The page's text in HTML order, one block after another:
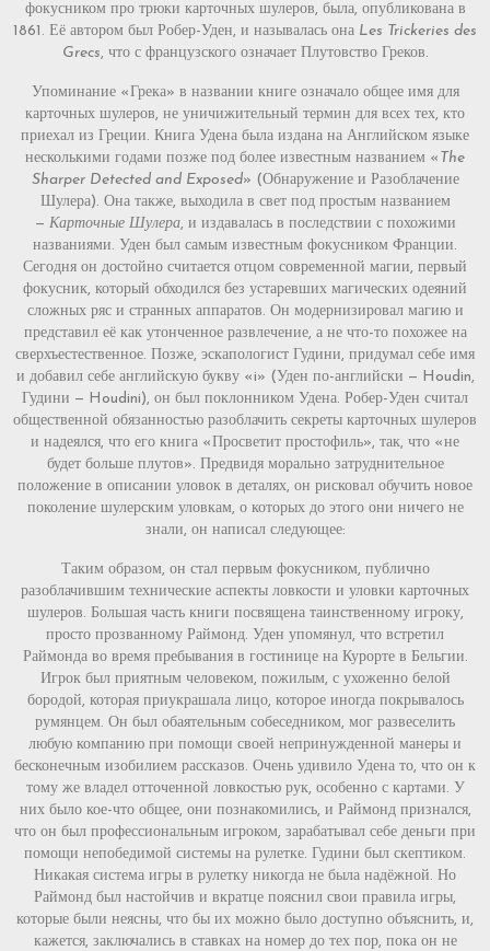
фокусником про трюки карточных шулеров, была, опубликована в
1861. Её автором был Робер-Уден, и называлась она Les Trickeries des
Grecs, что с французского означает Плутовство Греков.
Упоминание «Грека» в названии книге означало общее имя для
карточных шулеров, не уничижительный термин для всех тех, кто
приехал из Греции. Книга Удена была издана на Английском языке
несколькими годами позже под более известным названием « The
Sharper Detected and Exposed» (Обнаружение и Разоблачение
Шулера). Она также, выходила в свет под простым названием
— Карточные Шулера, и издавалась в последствии с похожими
названиями. Уден был самым известным фокусником Франции.
Сегодня он достойно считается отцом современной магии, первый
фокусник, который обходился без устаревших магических одеяний
сложных ряс и странных аппаратов. Он модернизировал магию и
представил её как утонченное развлечение, а не что-то похожее на
сверхъестественное. Позже, эскапологист Гудини, придумал себе имя
и добавил себе английскую букву «i» (Уден по-английски — Houdin,
Гудини — Houdini), он был поклонником Удена. Робер-Уден считал
общественной обязанностью разоблачить секреты карточных шулеров
и надеялся, что его книга «Просветит простофиль», так, что «не
будет больше плутов». Предвидя морально затруднительное
положение в описании уловок в деталях, он рисковал обучить новое
поколение шулерским уловкам, о которых до этого они ничего не
знали, он написал следующее:
Таким образом, он стал первым фокусником, публично
разоблачившим технические аспекты ловкости и уловки карточных
шулеров. Большая часть книги посвящена таинственному игроку,
просто прозванному Раймонд. Уден упомянул, что встретил
Раймонда во время пребывания в гостинице на Курорте в Бельгии.
Игрок был приятным человеком, пожилым, с ухоженно белой
бородой, которая приукрашала лицо, которое иногда покрывалось
румянцем. Он был обаятельным собеседником, мог развеселить
любую компанию при помощи своей непринужденной манеры и
бесконечным изобилием рассказов. Очень удивило Удена то, что он к
тому же владел отточенной ловкостью рук, особенно с картами. У
них было кое-что общее, они познакомились, и Раймонд признался,
что он был профессиональным игроком, зарабатывал себе деньги при
помощи непобедимой системы на рулетке. Гудини был скептиком.
Никакая система игры в рулетку никогда не была надёжной. Но
Раймонд был настойчив и вкратце пояснил свои правила игры,
которые были неясны, что бы их можно было доступно объяснить, и,
кажется, заключались в ставках на номер до тех пор, пока он не